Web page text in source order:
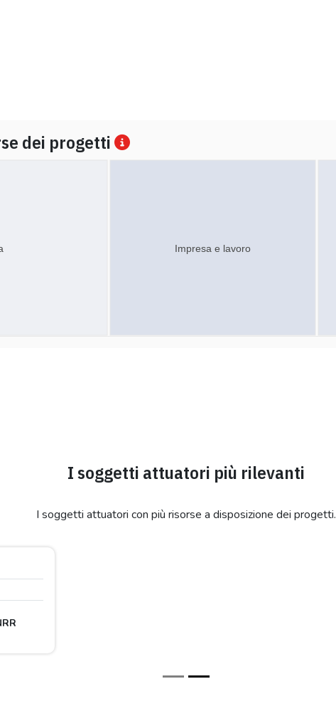
dei progetti
Impresa e lavoro
I soggetti attuatori più rilevanti
I soggetti attuatori con più risorse a disposizione dei progetti.